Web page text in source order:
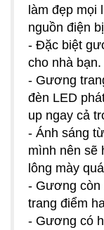
làm đẹp mọi
nguồn điện
- Đặc biệt
cho nhà bạn.
- Gương
đèn LED
up ngay cả
- Ánh sáng
mình nên sẽ
lông mày
- Gương còn
trang điểm
- Gương có